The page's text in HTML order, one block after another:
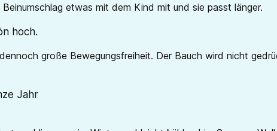
etwas mit dem Kind mit und sie passt länger.
hoch.
große Bewegungsfreiheit. Der Bauch wird nicht
Jahr